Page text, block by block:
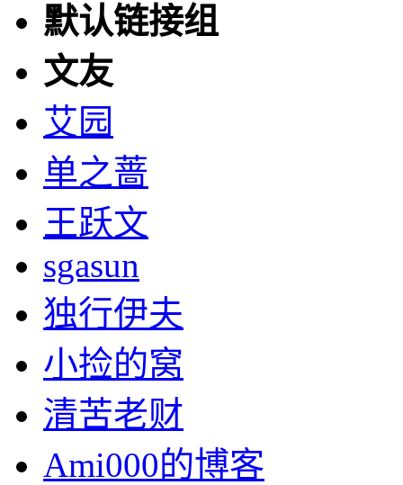
默认链接组
文友
艾园
单之蔷
王跃文
sgasun
独行伊夫
小捡的窝
清苦老财
Ami000的博客